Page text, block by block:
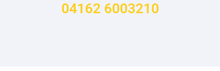
04162 6003210